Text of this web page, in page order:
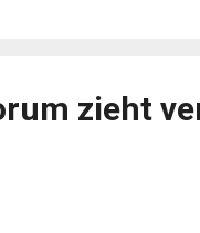
zieht